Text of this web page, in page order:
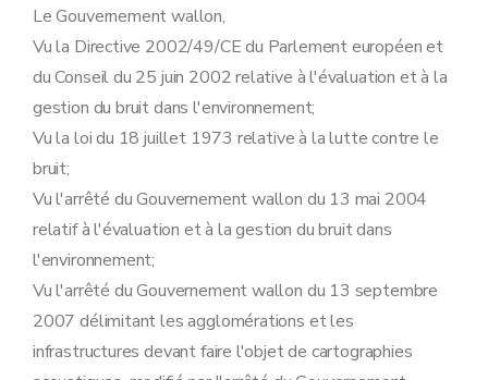
Le Gouvernement wallon,
Vu la Directive 2002/49/CE du Parlement européen et
du Conseil du 25 juin 2002 relative à l'évaluation et à la
gestion du bruit dans l'environnement;
Vu la loi du 18 juillet 1973 relative à la lutte contre le
bruit;
Vu l'arrêté du Gouvernement wallon du 13 mai 2004
relatif à l'évaluation et à la gestion du bruit dans
l'environnement;
Vu l'arrêté du Gouvernement wallon du 13 septembre
2007 délimitant les agglomérations et les
infrastructures devant faire l'objet de cartographies